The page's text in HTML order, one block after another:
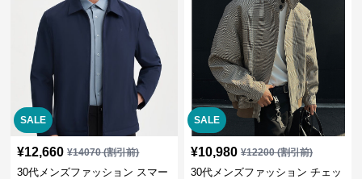
SALE
¥12,660 ¥14070(割引前)
30代メンズファッション スマー
SALE
¥10,980 ¥12200(割引前)
30代メンズファッション チェッ